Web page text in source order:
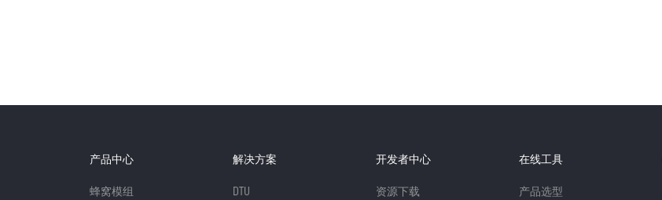
产品中心
蜂窝模组
解决方案
DTU
开发者中心
资源下载
在线工具
产品选型